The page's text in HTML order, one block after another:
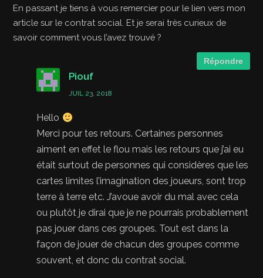
En passant je tiens à vous remercier pour le lien vers mon
article sur le contrat social. Et je serai très curieux de
savoir comment vous l’avez trouvé ?
Répondre
Piouf
JUIL 23, 2018
Hello
Merci pour tes retours. Certaines personnes
aiment en effet le flou mais les retours que j’ai eu
était surtout de personnes qui considères que les
cartes limites l’imagination des joueurs, sont trop
terre à terre etc. J’avoue avoir du mal avec cela
ou plutôt je dirai que je ne pourrais probablement
pas jouer dans ces groupes. Tout est dans la
façon de jouer de chacun des groupes comme
souvent, et donc du contrat social.